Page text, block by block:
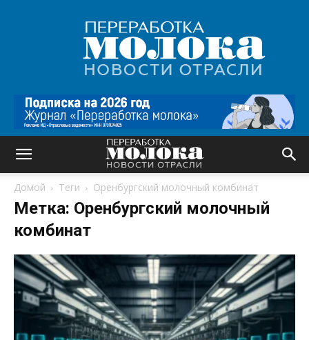
Переработка
молока
|
Новости
Домой Теги Оренбургский молочный комбинат
Метка: Оренбургский молочный
комбинат